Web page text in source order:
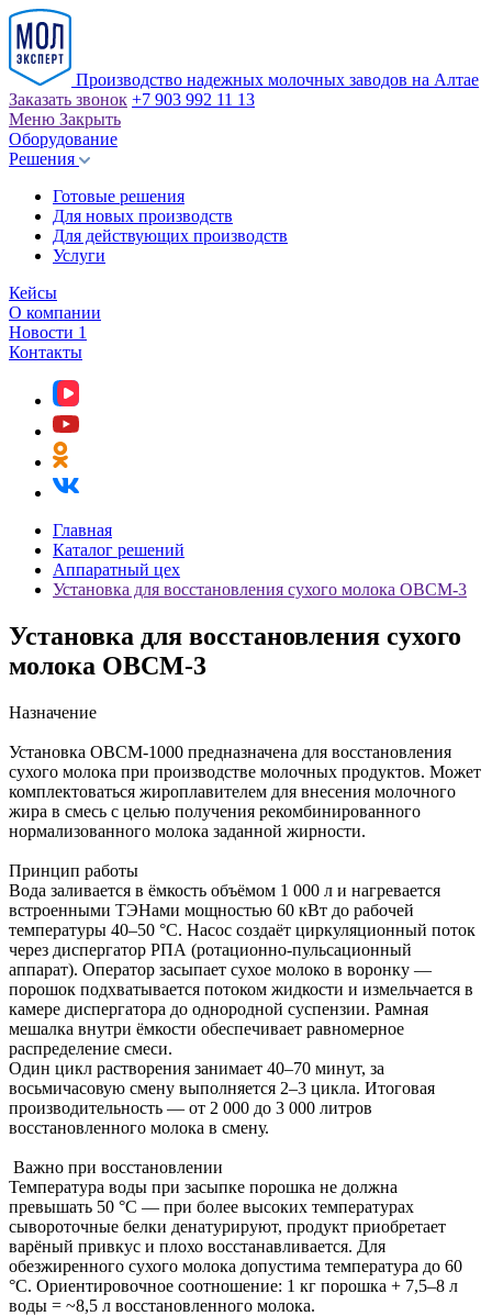
Производство надежных молочных заводов на Алтае
Заказать звонок +7 903 992 11 13
Меню Закрыть
Оборудование
Решения
Готовые решения
Для новых производств
Для действующих производств
Услуги
Кейсы
О компании
Новости 1
Контакты
Главная
Каталог решений
Аппаратный цех
Установка для восстановления сухого молока ОВСМ-3
Установка для восстановления сухого
молока ОВСМ-3
Назначение
Установка ОВСМ-1000 предназначена для восстановления
сухого молока при производстве молочных продуктов. Может
комплектоваться жироплавителем для внесения молочного
жира в смесь с целью получения рекомбинированного
нормализованного молока заданной жирности.
Принцип работы
Вода заливается в ёмкость объёмом 1 000 л и нагревается
встроенными ТЭНами мощностью 60 кВт до рабочей
температуры 40–50 °С. Насос создаёт циркуляционный поток
через диспергатор РПА (ротационно-пульсационный
аппарат). Оператор засыпает сухое молоко в воронку —
порошок подхватывается потоком жидкости и измельчается в
камере диспергатора до однородной суспензии. Рамная
мешалка внутри ёмкости обеспечивает равномерное
распределение смеси.
Один цикл растворения занимает 40–70 минут, за
восьмичасовую смену выполняется 2–3 цикла. Итоговая
производительность — от 2 000 до 3 000 литров
восстановленного молока в смену.
Важно при восстановлении
Температура воды при засыпке порошка не должна
превышать 50 °С — при более высоких температурах
сывороточные белки денатурируют, продукт приобретает
варёный привкус и плохо восстанавливается. Для
обезжиренного сухого молока допустима температура до 60
°С. Ориентировочное соотношение: 1 кг порошка + 7,5–8 л
воды = ~8,5 л восстановленного молока.